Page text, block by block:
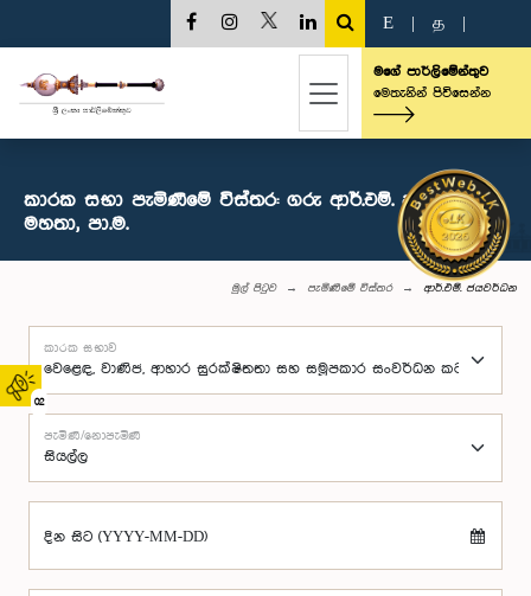
02
E த
මගේ පාර්ලිමේන්තුව
මෙතැනින් පිවිසෙන්න
කාරක සභා පැමිණීමේ විස්තර: ගරු ආර්.එම්. ජයවර්ධන
මහතා, පා.ම.
මුල් පිටුව පැමිණීමේ විස්තර ආර්.එම්. ජයවර්ධන
කාරක සභාව
පැමිණි/නොපැමිණි
දින සිට (YYYY-MM-DD)